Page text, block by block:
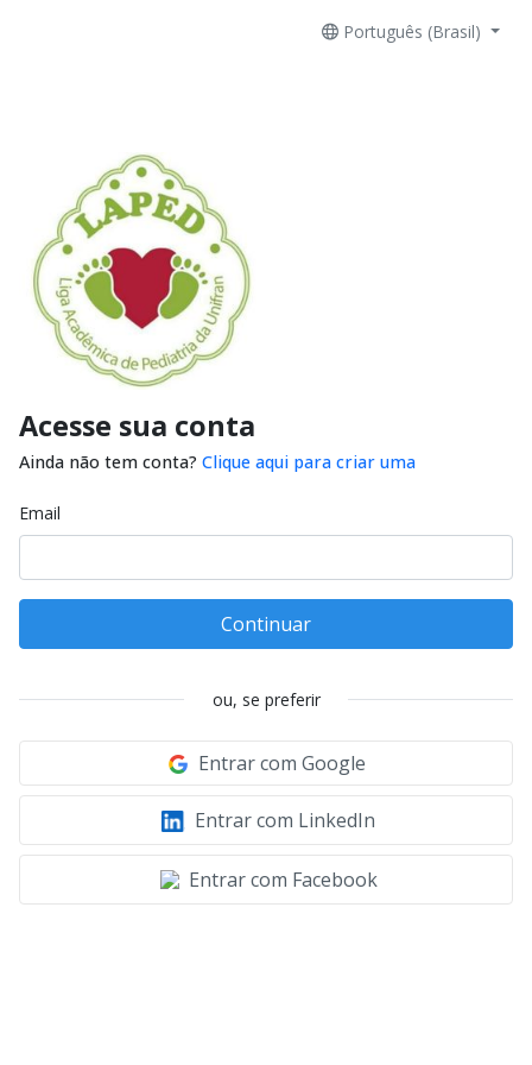
Português (Brasil)
Acesse sua conta
Ainda não tem conta? Clique aqui para criar uma
Email
Continuar
ou, se preferir
Entrar com Google
Entrar com LinkedIn
Entrar com Facebook